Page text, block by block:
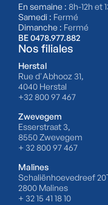
En semaine : 8h-12h et
Samedi : Fermé
Dimanche : Fermé
BE 0478.977.882
Nos filiales
Herstal
Rue d'Abhooz 31,
4040 Herstal
+32 800 97 467
Zwevegem
Esserstraat 3,
8550 Zwevegem
+ 32 800 97 467
Malines
Schaliënhoevedreef
2800 Malines
+ 32 15 41 18 10